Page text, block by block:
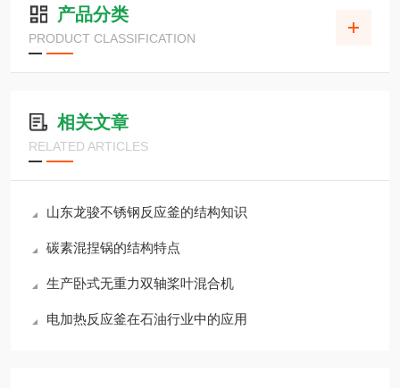
产品分类
PRODUCT CLASSIFICATION
相关文章
RELATED ARTICLES
山东龙骏不锈钢反应釜的结构知识
碳素混捏锅的结构特点
生产卧式无重力双轴桨叶混合机
电加热反应釜在石油行业中的应用